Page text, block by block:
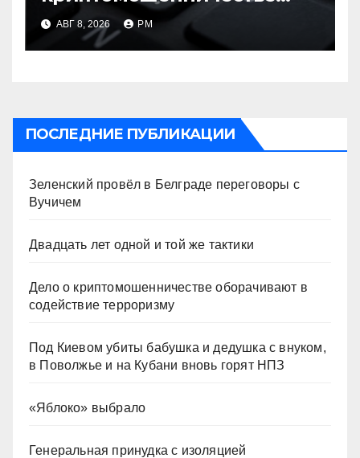
оборачивают в содействие
терроризму
АВГ 8, 2026 РМ
ПОСЛЕДНИЕ ПУБЛИКАЦИИ
Зеленский провёл в Белграде переговоры с
Вучичем
Двадцать лет одной и той же тактики
Дело о криптомошенничестве оборачивают в
содействие терроризму
Под Киевом убиты бабушка и дедушка с внуком,
в Поволжье и на Кубани вновь горят НПЗ
«Яблоко» выбрало
Генеральная принудка с изоляцией